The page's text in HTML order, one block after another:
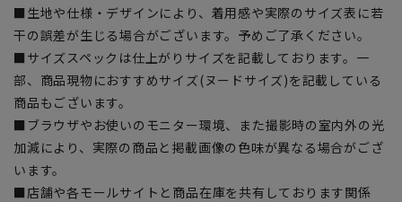
■生地や仕様・デザインにより、着用感や実際のサイズ表に若
干の誤差が生じる場合がございます。予めご了承ください。
■サイズスペックは仕上がりサイズを記載しております。一
部、商品現物におすすめサイズ(ヌードサイズ)を記載している
商品もございます。
■ブラウザやお使いのモニター環境、また撮影時の室内外の光
加減により、実際の商品と掲載画像の色味が異なる場合がござ
います。
■店舗や各モールサイトと商品在庫を共有しております関係